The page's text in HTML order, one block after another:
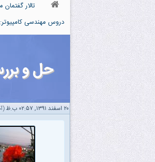
تالار
دروس مهندسی
حل و بررسی
۲۰ اسفند ۱۳۹۱, ۰۲:۵۷ ب.ظ